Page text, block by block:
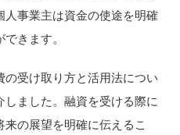
事業主は資金の使途を明確
きます。
受け取り方と活用法につい
ました。融資を受ける際に
の展望を明確に伝えるこ